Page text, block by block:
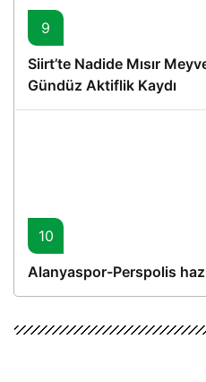
9
Siirt’te Nadide Mısır
Gündüz Aktiflik Kaydı
10
Alanyaspor-Perspolis